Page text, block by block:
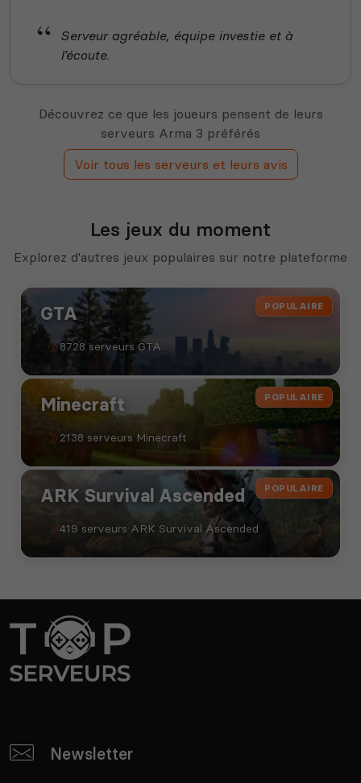
Serveur agréable, équipe investie et à
l’écoute.
Découvrez ce que les joueurs pensent de leurs
serveurs Arma 3 préférés
Voir tous les serveurs et leurs avis
Les jeux du moment
Explorez d'autres jeux populaires sur notre plateforme
POPULAIRE
GTA
8728 serveurs GTA
POPULAIRE
Minecraft
2138 serveurs Minecraft
POPULAIRE
ARK Survival Ascended
419 serveurs ARK Survival Ascended
Newsletter